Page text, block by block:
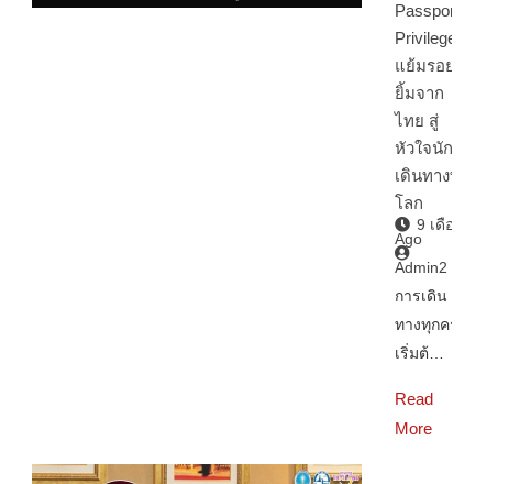
Passport
Privileges”
แย้มรอย
ยิ้มจาก
ไทย สู่
หัวใจนัก
เดินทางทั่ว
โลก
9 เดือน
Ago
Admin2
การเดิน
ทางทุกครั้ง
เริ่มต้…
Read
More